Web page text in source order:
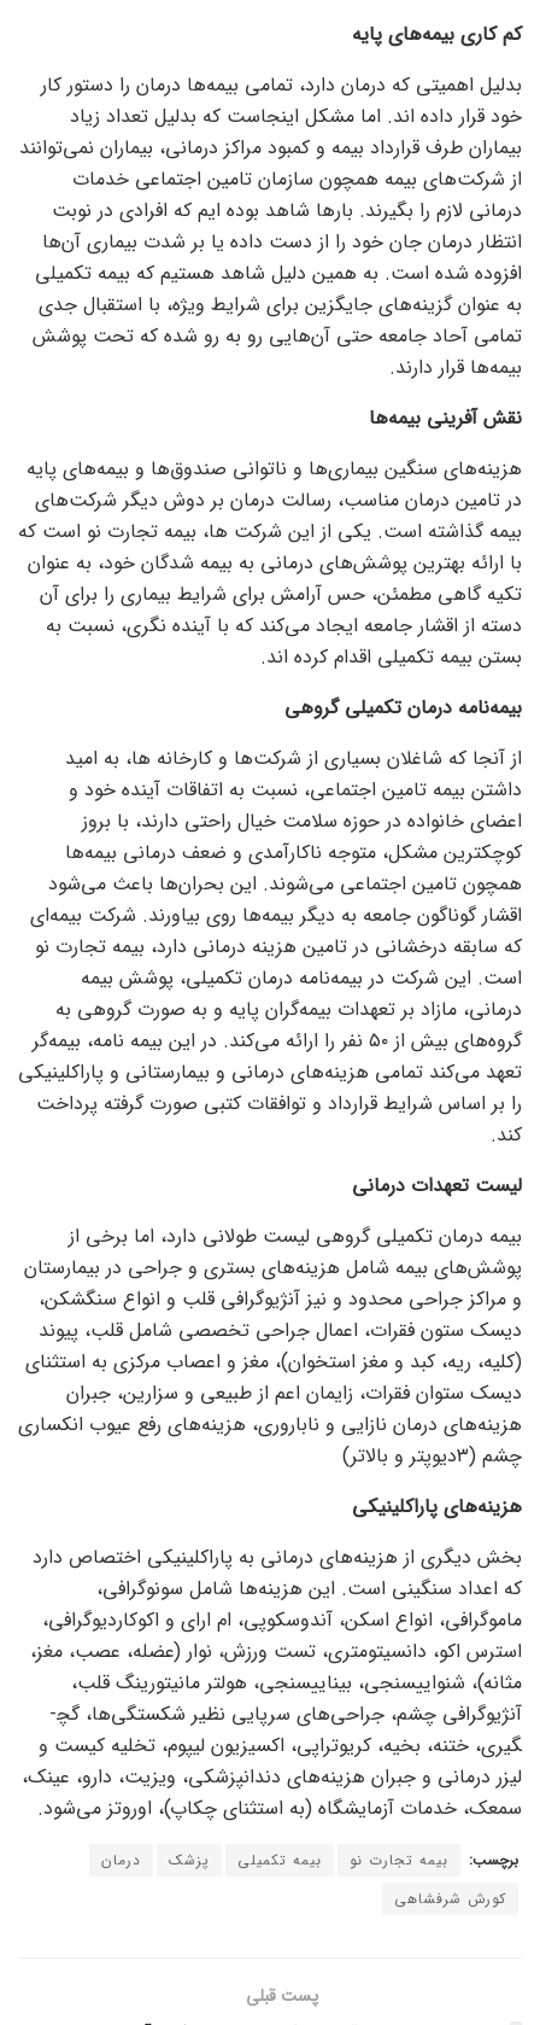
کم کاری بیمه‌های پایه
بدلیل اهمیتی که درمان دارد، تمامی بیمه‌ها درمان را دستور کار
خود قرار داده اند. اما مشکل اینجاست که بدلیل تعداد زیاد
بیماران طرف قرارداد بیمه و کمبود مراکز درمانی، بیماران نمی‌توانند
از شرکت‌های بیمه همچون سازمان تامین اجتماعی خدمات
درمانی لازم را بگیرند. بار‌ها شاهد بوده ایم که افرادی در نوبت
انتظار درمان جان خود را از دست داده یا بر شدت بیماری آن‌ها
افزوده شده است. به همین دلیل شاهد هستیم که بیمه تکمیلی
به عنوان گزینه‌های جایگزین برای شرایط ویژه، با استقبال جدی
تمامی آحاد جامعه حتی آن‌هایی رو به رو شده که تحت پوشش
بیمه‌ها قرار دارند.
نقش آفرینی بیمه‌ها
هزینه‌های سنگین بیماری‌ها و ناتوانی صندوق‌ها و بیمه‌های پایه
در تامین درمان مناسب، رسالت درمان بر دوش دیگر شرکت‌های
بیمه گذاشته است. یکی از این شرکت ها، بیمه تجارت نو است که
با ارائه بهترین پوشش‌های درمانی به بیمه شدگان خود، به عنوان
تکیه گاهی مطمئن، حس آرامش برای شرایط بیماری را برای آن
دسته از اقشار جامعه ایجاد می‌کند که با آینده نگری، نسبت به
بستن بیمه تکمیلی اقدام کرده اند.
بیمه‌نامه درمان تکمیلی گروهی
از آنجا که شاغلان بسیاری از شرکت‌ها و کارخانه ها، به امید
داشتن بیمه تامین اجتماعی، نسبت به اتفاقات آینده خود و
اعضای خانواده در حوزه سلامت خیال راحتی دارند، با بروز
کوچکترین مشکل، متوجه ناکارآمدی و ضعف درمانی بیمه‌ها
همچون تامین اجتماعی می‌شوند. این بحران‌ها باعث می‌شود
اقشار گوناگون جامعه به دیگر بیمه‌ها روی بیاورند. شرکت بیمه‌ای
که سابقه درخشانی در تامین هزینه درمانی دارد، بیمه تجارت نو
است. این شرکت در بیمه‌نامه درمان تکمیلی، پوشش بیمه
درمانی، مازاد بر تعهدات بیمه‌گران پایه و به صورت گروهی به
گروه‌های بیش از ۵۰ نفر را ارائه می‌کند. در این بیمه نامه، بیمه‌گر
تعهد می‌کند تمامی هزینه‌های درمانی و بیمارستانی و پاراکلینیکی
را بر اساس شرایط قرارداد و توافقات کتبی صورت گرفته پرداخت
کند.
لیست تعهدات درمانی
بیمه درمان تکمیلی گروهی لیست طولانی دارد، اما برخی از
پوشش‌های بیمه شامل هزینه‌های بستری و جراحی در بیمارستان
و مراکز جراحی محدود و نیز آنژیوگرافی قلب و انواع سنگ­شکن،
دیسک ستون فقرات، اعمال جراحی تخصصی شامل قلب، پیوند
(کلیه، ریه، کبد و مغز استخوان)، مغز و اعصاب مرکزی به استثنای
دیسک ستوان فقرات، زایمان اعم از طبیعی و سزارین، جبران
هزینه‌های درمان نازایی و ناباروری، هزینه‌های رفع عیوب انکساری
چشم (۳دیوپتر و بالاتر)
هزینه‌های پاراکلینیکی
بخش دیگری از هزینه‌های درمانی به پاراکلینیکی اختصاص دارد
که اعداد سنگینی است. این هزینه‌ها شامل سونوگرافی،
ماموگرافی، انواع اسکن، آندوسکوپی، ام ار‌ای و اکوکاردیوگرافی،
استرس اکو، دانسیتومتری، تست ورزش، نوار (عضله، عصب، مغز،
مثانه)، شنوایی­سنجی، بینایی­سنجی، هولتر مانیتورینگ قلب،
آنژیوگرافی چشم، جراحی‌های سرپایی نظیر شکستگی‌ها، گچ­
گیری، ختنه، بخیه، کریوتراپی، اکسیزیون لیپوم، تخلیه کیست و
لیزر درمانی و جبران هزینه‌های دندان­پزشکی، ویزیت، دارو، عینک،
سمعک، خدمات آزمایشگاه (به استثنای چکاپ)، اوروتز می‌شود.
برچسب: بیمه تجارت نو بیمه تکمیلی پزشک
درمان
کورش شرفشاهی
پست قبلی